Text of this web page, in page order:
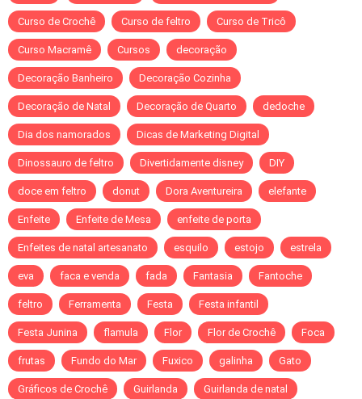
Curso de Crochê Curso de feltro Curso de Tricô
Curso Macramê Cursos decoração
Decoração Banheiro Decoração Cozinha
Decoração de Natal Decoração de Quarto dedoche
Dia dos namorados Dicas de Marketing Digital
Dinossauro de feltro Divertidamente disney DIY
doce em feltro donut Dora Aventureira elefante
Enfeite Enfeite de Mesa enfeite de porta
Enfeites de natal artesanato esquilo estojo estrela
eva faca e venda fada Fantasia Fantoche
feltro Ferramenta Festa Festa infantil
Festa Junina flamula Flor Flor de Crochê Foca
frutas Fundo do Mar Fuxico galinha Gato
Gráficos de Crochê Guirlanda Guirlanda de natal